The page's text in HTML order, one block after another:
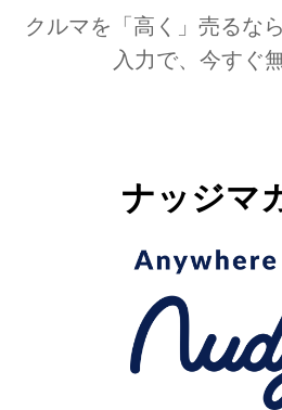
クルマを「高く」売るな
入力で、今すぐ
ナッジマ